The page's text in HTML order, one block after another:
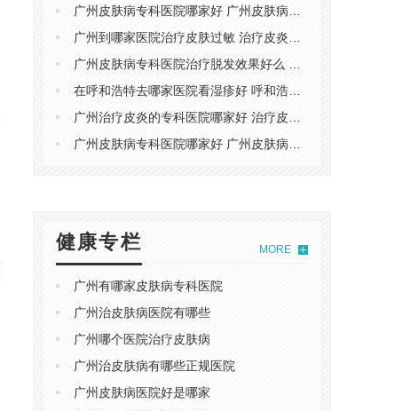
广州皮肤病专科医院哪家好 广州皮肤病专科医院哪家靠谱
广州到哪家医院治疗皮肤过敏 ​治疗皮炎去广州哪家医院
广州皮肤病专科医院治疗脱发效果好么 治疗脱发去广州哪家医院
在呼和浩特去哪家医院看湿疹好 呼和浩特哪个医院可以治湿疹
广州治疗皮炎的专科医院哪家好 ​治疗皮炎去广州哪家医院
广州皮肤病专科医院哪家好 广州皮肤病专科医院哪家靠谱
健康专栏 MORE
广州有哪家皮肤病专科医院
广州治皮肤病医院有哪些
广州哪个医院治疗皮肤病
广州治皮肤病有哪些正规医院
广州皮肤病医院好是哪家